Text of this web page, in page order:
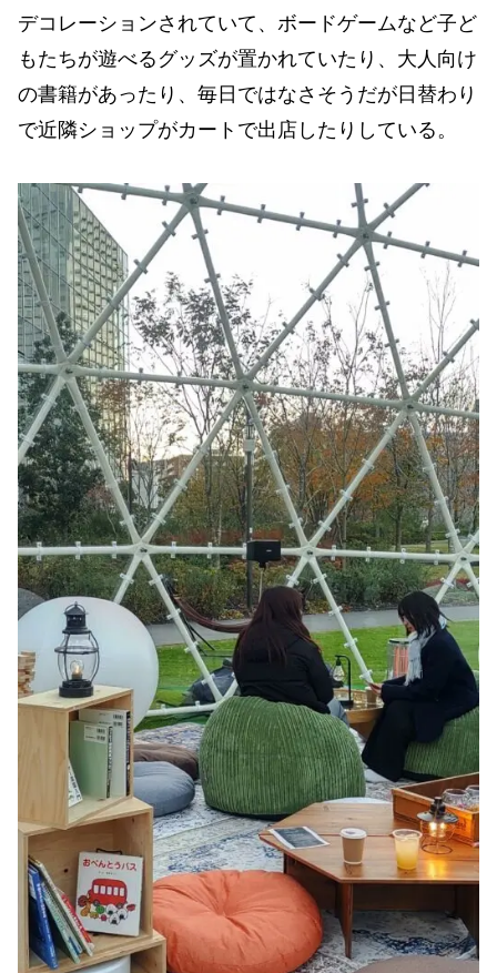
デコレーションされていて、ボードゲームなど子ど
もたちが遊べるグッズが置かれていたり、大人向け
の書籍があったり、毎日ではなさそうだが日替わり
で近隣ショップがカートで出店したりしている。